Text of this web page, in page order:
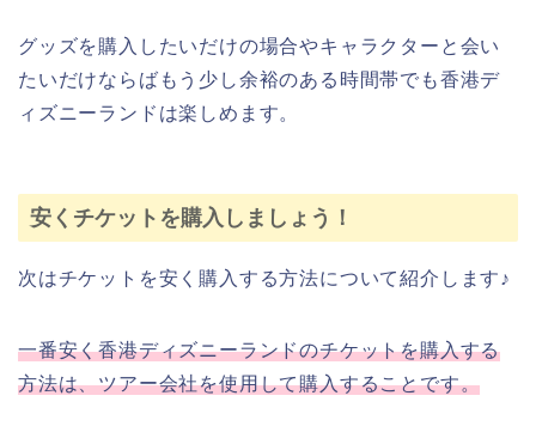
グッズを購入したいだけの場合やキャラクターと会い
たいだけならばもう少し余裕のある時間帯でも香港デ
ィズニーランドは楽しめます。
安くチケットを購入しましょう！
次はチケットを安く購入する方法について紹介します♪
一番安く香港ディズニーランドのチケットを購入する
方法は、ツアー会社を使用して購入することです。